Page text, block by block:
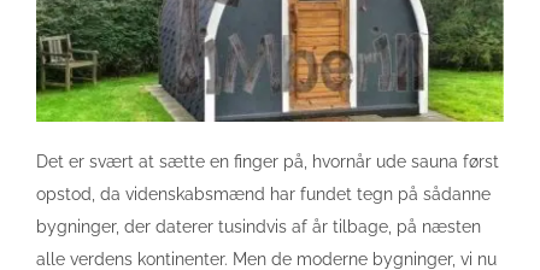
Det er svært at sætte en finger på, hvornår ude sauna først
opstod, da videnskabsmænd har fundet tegn på sådanne
bygninger, der daterer tusindvis af år tilbage, på næsten
alle verdens kontinenter. Men de moderne bygninger, vi nu